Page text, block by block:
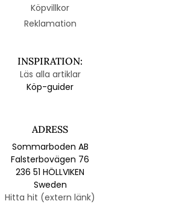
Köpvillkor
Reklamation
INSPIRATION:
Läs alla artiklar
Köp-guider
ADRESS
Sommarboden AB
Falsterbovägen 76
236 51 HÖLLVIKEN
Sweden
Hitta hit (extern länk)